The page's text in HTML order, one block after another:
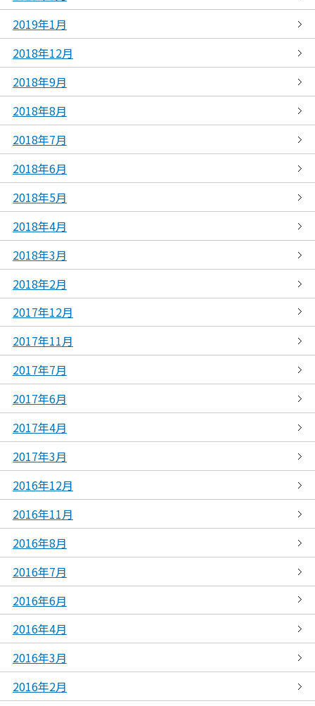
2019年1月
2018年12月
2018年9月
2018年8月
2018年7月
2018年6月
2018年5月
2018年4月
2018年3月
2018年2月
2017年12月
2017年11月
2017年7月
2017年6月
2017年4月
2017年3月
2016年12月
2016年11月
2016年8月
2016年7月
2016年6月
2016年4月
2016年3月
2016年2月